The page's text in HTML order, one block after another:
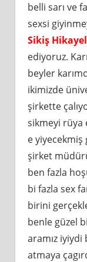
belli sarı ve
sexsi
Sikiş
ediyoruz.
beyler
ikimizde
şirkette
sikmeyi rüya
e
şirket
ben fazla
bi fazla sex
birini
benle güzel
aramız iyiydi
atmaya